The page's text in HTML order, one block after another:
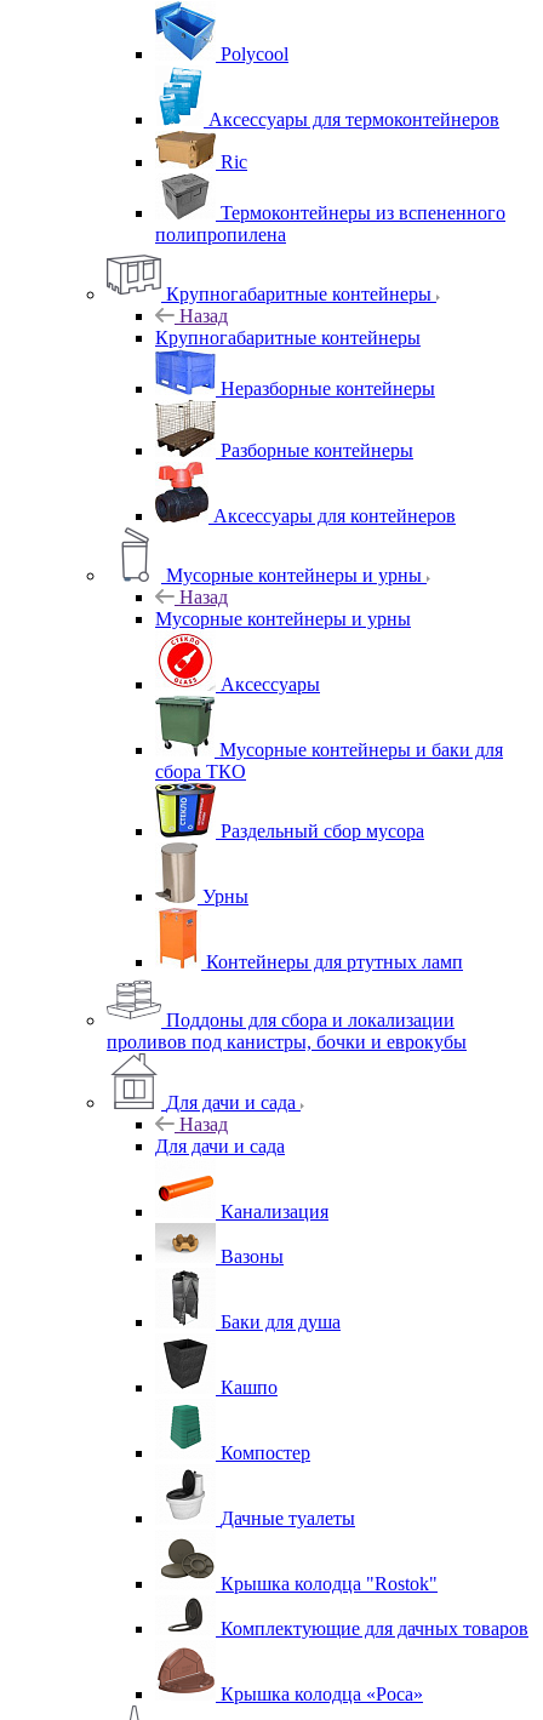
Polycool
Аксессуары для термоконтейнеров
Ric
Термоконтейнеры из вспененного
полипропилена
Крупногабаритные контейнеры
Назад
Крупногабаритные контейнеры
Неразборные контейнеры
Разборные контейнеры
Аксессуары для контейнеров
Мусорные контейнеры и урны
Назад
Мусорные контейнеры и урны
Аксессуары
Мусорные контейнеры и баки для
сбора ТКО
Раздельный сбор мусора
Урны
Контейнеры для ртутных ламп
Поддоны для сбора и локализации
проливов под канистры, бочки и еврокубы
Для дачи и сада
Назад
Для дачи и сада
Канализация
Вазоны
Баки для душа
Кашпо
Компостер
Дачные туалеты
Крышка колодца "Rostok"
Комплектующие для дачных товаров
Крышка колодца «Роса»